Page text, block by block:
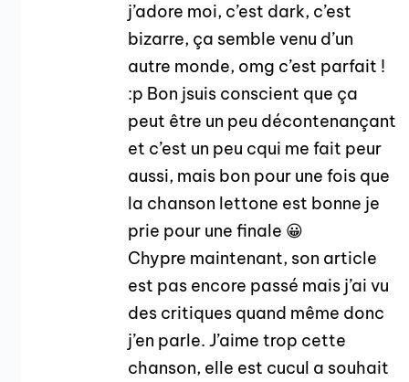
j’adore moi, c’est dark, c’est
bizarre, ça semble venu d’un
autre monde, omg c’est parfait !
:p Bon jsuis conscient que ça
peut être un peu décontenançant
et c’est un peu cqui me fait peur
aussi, mais bon pour une fois que
la chanson lettone est bonne je
prie pour une finale 😀
Chypre maintenant, son article
est pas encore passé mais j’ai vu
des critiques quand même donc
j’en parle. J’aime trop cette
chanson, elle est cucul a souhait